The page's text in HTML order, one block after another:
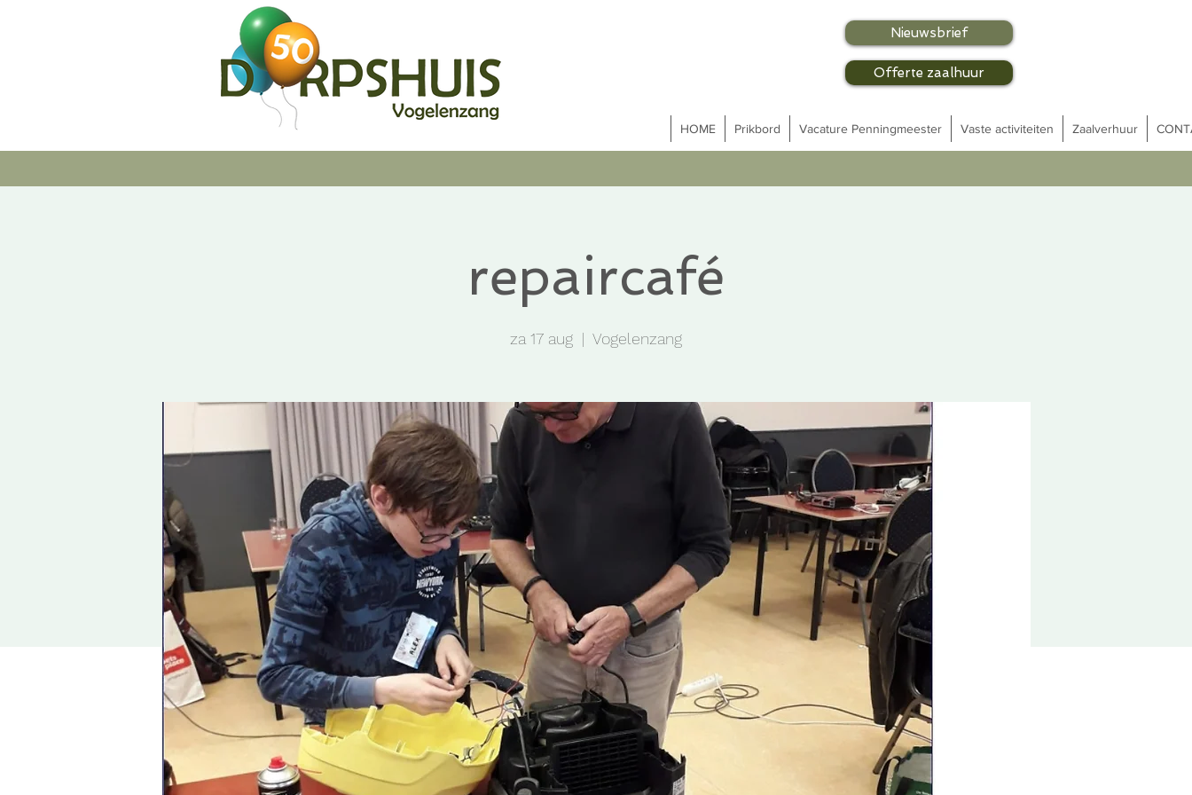
HOME Prikbord Vacature Penningmeester Vaste activiteiten Zaalverhuur
Offerte zaalhuur
Nieuwsbrief
repaircafé
za 17 aug
  |
Vogelenzang